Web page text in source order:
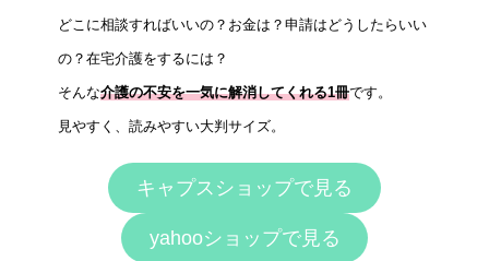
どこに相談すればいいの？お金は？申請はどうしたらいい
の？在宅介護をするには？
そんな介護の不安を一気に解消してくれる1冊です。
見やすく、読みやすい大判サイズ。
キャプスショップで見る
yahooショップで見る